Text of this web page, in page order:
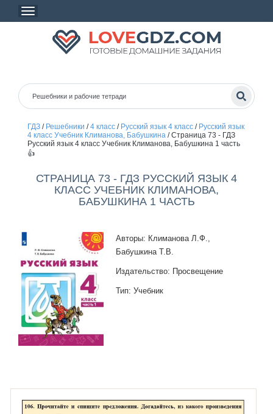
ГДЗ/ Решебники /4 класс/ Русский язык 4 класс/ Русский язык
4 класс Учебник Климанова, Бабушкина/Страница 73 - ГДЗ
Русский язык 4 класс Учебник Климанова, Бабушкина 1 часть
👍
СТРАНИЦА 73 - ГДЗ РУССКИЙ ЯЗЫК 4
КЛАСС УЧЕБНИК КЛИМАНОВА,
БАБУШКИНА 1 ЧАСТЬ
Авторы: Климанова Л.Ф.,
Бабушкина Т.В.
Издательство: Просвещение
Тип: Учебник